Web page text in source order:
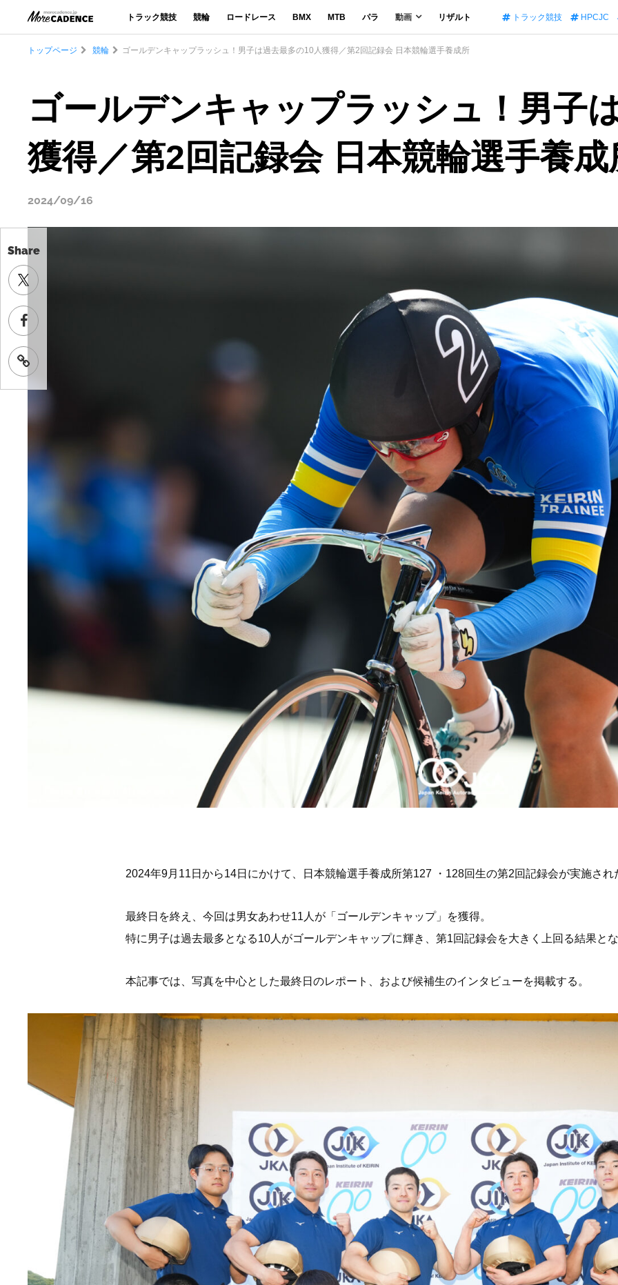
トラック競技 競輪 ロードレース BMX MTB パラ 動画 リザルト トラック競技 HPCJC
Share
トップページ 競輪 ゴールデンキャップラッシュ！男子は過去最多の10人獲得／第2回記録会 日本競輪選手養成所
ゴールデンキャップラッシュ！男子
獲得／第2回記録会 日本競輪選手養成
2024/09/16
2024年9月11日から14日にかけて、日本競輪選手養成所第127 ・128回生の第2回記録会が実施され
最終日を終え、今回は男女あわせ11人が「ゴールデンキャップ」を獲得。
特に男子は過去最多となる10人がゴールデンキャップに輝き、第1回記録会を大きく上回る結果と
本記事では、写真を中心とした最終日のレポート、および候補生のインタビューを掲載する。